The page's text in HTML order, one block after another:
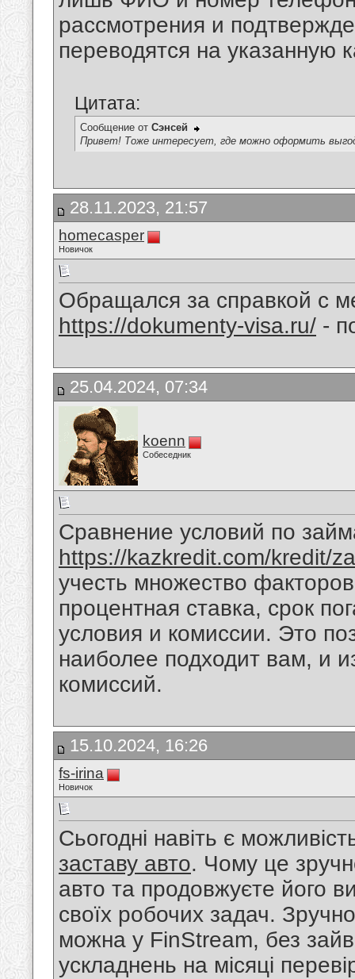
рассмотрения и
переводятся на указанную
Цитата:
Сообщение от Сэнсей
Привет! Тоже интересует, где можно оформить
28.11.2023, 21:57
homecasper
Новичок
Обращался за справкой с
https://dokumenty-visa.ru/ -
25.04.2024, 07:34
koenn
Собеседник
Сравнение условий по
https://kazkredit.com/kredit/
учесть множество
процентная ставка, срок
условия и комиссии. Это
наиболее подходит вам, и
комиссий.
15.10.2024, 16:26
fs-irina
Новичок
Сьогодні навіть є
заставу авто. Чому це
авто та продовжуєте його
своїх робочих задач.
можна у FinStream, без
ускладнень на місяці